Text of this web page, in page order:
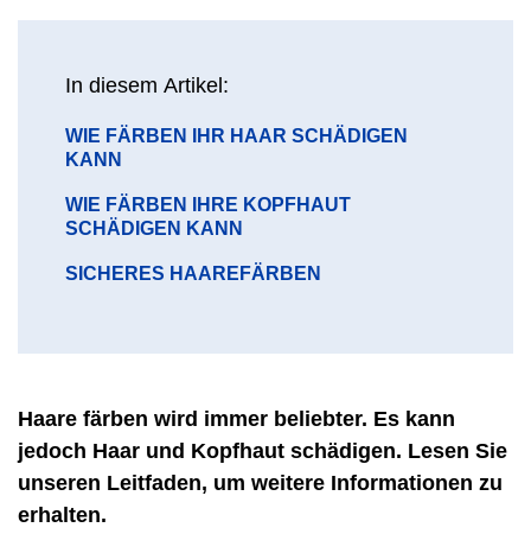
In diesem Artikel:
GEHE
ZU
WIE FÄRBEN IHR HAAR SCHÄDIGEN
KANN
GEHE
ZU
WIE FÄRBEN IHRE KOPFHAUT
SCHÄDIGEN KANN
GEHE
SICHERES HAAREFÄRBEN
Haare färben wird immer beliebter. Es kann
jedoch Haar und Kopfhaut schädigen. Lesen Sie
unseren Leitfaden, um weitere Informationen zu
erhalten.